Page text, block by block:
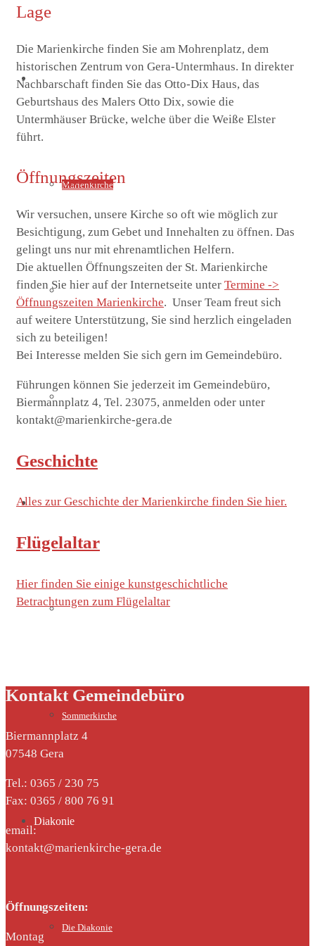
St. Marien
Marienkirche
Geschichte St.Marien
Flügelaltar
Kirche Thieschitz
Geschichte Kirche Thieschitz
Sommerkirche
Diakonie
Die Diakonie
Lage
Die Marienkirche finden Sie am Mohrenplatz, dem
historischen Zentrum von Gera-Untermhaus. In direkter
Nachbarschaft finden Sie das Otto-Dix Haus, das
Geburtshaus des Malers Otto Dix, sowie die
Untermhäuser Brücke, welche über die Weiße Elster
führt.
Öffnungszeiten
Wir versuchen, unsere Kirche so oft wie möglich zur
Besichtigung, zum Gebet und Innehalten zu öffnen. Das
gelingt uns nur mit ehrenamtlichen Helfern.
Die aktuellen Öffnungszeiten der St. Marienkirche
finden Sie hier auf der Internetseite unter Termine ->
Öffnungszeiten Marienkirche. Unser Team freut sich
auf weitere Unterstützung, Sie sind herzlich eingeladen
sich zu beteiligen!
Bei Interesse melden Sie sich gern im Gemeindebüro.
Führungen können Sie jederzeit im Gemeindebüro,
Biermannplatz 4, Tel. 23075, anmelden oder unter
kontakt@marienkirche-gera.de
Geschichte
Alles zur Geschichte der Marienkirche finden Sie hier.
Flügelaltar
Hier finden Sie einige kunstgeschichtliche
Betrachtungen zum Flügelaltar
Kontakt Gemeindebüro
Biermannplatz 4
07548 Gera
Tel.: 0365 / 230 75
Fax: 0365 / 800 76 91
email:
kontakt@marienkirche-gera.de
Öffnungszeiten:
Montag